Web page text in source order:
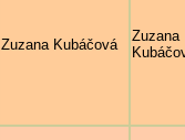
Zuzana Kubáčová
Zuzana